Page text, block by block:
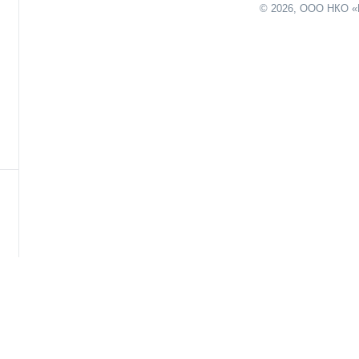
© 2026, ООО НКО «